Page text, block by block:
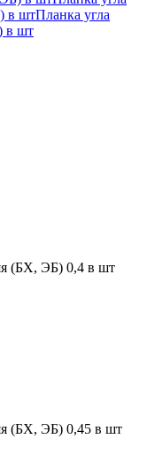
в штПланка угла
в шт
(БХ, ЭБ) 0,4 в шт
(БХ, ЭБ) 0,45 в шт